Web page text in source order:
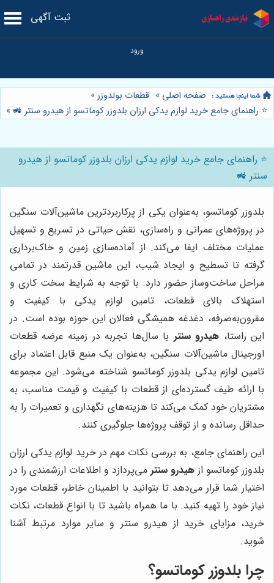
ثبت آگهی
صفحه اصلی » قطعات بولدوزر»
⭐️ راهنمای جامع خرید لوازم یدکی ارزان بلدوزر کوماتسو از هیدرو سنتر 🚜 »
⭐️ راهنمای جامع خرید لوازم یدکی ارزان بلدوزر کوماتسو از هیدرو
سنتر 🚜
بلدوزر کوماتسو، به‌عنوان یکی از پرکاربردترین ماشین‌آلات سنگین
در پروژه‌های عمرانی و راه‌سازی، نقش حیاتی در تسریع و تسهیل
عملیات مختلف ایفا می‌کند. از آماده‌سازی زمین و خاک‌برداری
گرفته تا تسطیح و ایجاد شیب، این ماشین قدرتمند در تمامی
مراحل ساخت‌وساز حضور دارد. با توجه به شرایط سخت کاری و
استهلاک بالای قطعات، تامین لوازم یدکی با کیفیت و
مقرون‌به‌صرفه، دغدغه همیشگی فعالان این حوزه بوده است. در
این راستا، هیدرو سنتر با سال‌ها تجربه در زمینه عرضه قطعات
اورجینال ماشین‌آلات سنگین، به‌عنوان یک منبع قابل اعتماد برای
تامین لوازم یدکی بلدوزر کوماتسو شناخته می‌شود. این مجموعه
با ارائه طیف گسترده‌ای از قطعات با کیفیت و قیمت مناسب، به
مشتریان خود کمک می‌کند تا هزینه‌های نگهداری و تعمیرات را به
حداقل رسانده و از توقف پروژه‌ها جلوگیری کنند.
این راهنمای جامع، به بررسی نکات مهم در خرید لوازم یدکی ارزان
بلدوزر کوماتسو از هیدرو سنتر می‌پردازد و اطلاعات ارزشمندی را در
اختیار شما قرار می‌دهد تا بتوانید با اطمینان خاطر، قطعات مورد
نیاز خود را تهیه کنید. با ما همراه باشید تا با انواع قطعات، نکات
خرید، مزایای خرید از هیدرو سنتر و سایر موارد مرتبط آشنا
شوید.
چرا بلدوزر کوماتسو؟